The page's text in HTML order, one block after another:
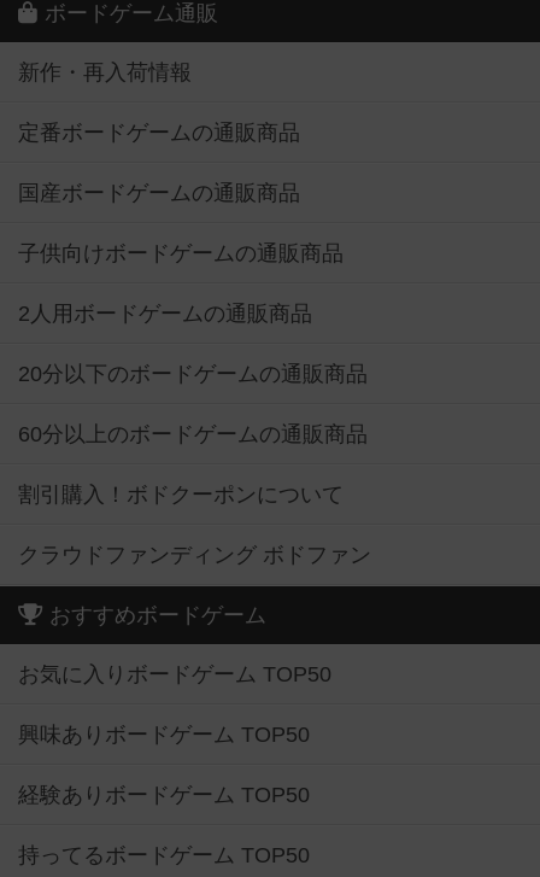
ボードゲーム通販
新作・再入荷情報
定番ボードゲームの通販商品
国産ボードゲームの通販商品
子供向けボードゲームの通販商品
2人用ボードゲームの通販商品
20分以下のボードゲームの通販商品
60分以上のボードゲームの通販商品
割引購入！ボドクーポンについて
クラウドファンディング ボドファン
おすすめボードゲーム
お気に入りボードゲーム TOP50
興味ありボードゲーム TOP50
経験ありボードゲーム TOP50
持ってるボードゲーム TOP50